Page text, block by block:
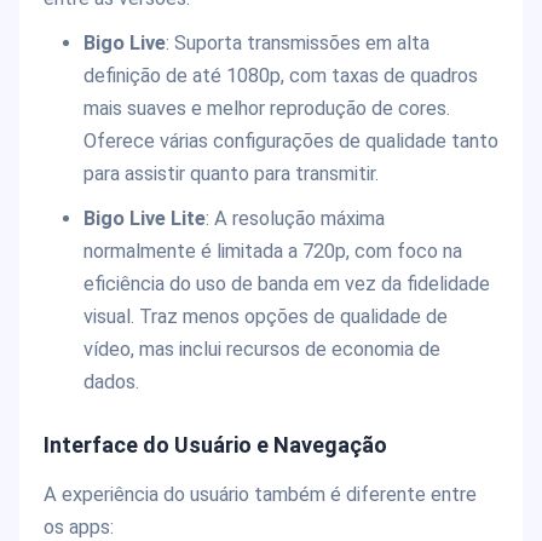
Bigo Live: Suporta transmissões em alta
definição de até 1080p, com taxas de quadros
mais suaves e melhor reprodução de cores.
Oferece várias configurações de qualidade tanto
para assistir quanto para transmitir.
Bigo Live Lite: A resolução máxima
normalmente é limitada a 720p, com foco na
eficiência do uso de banda em vez da fidelidade
visual. Traz menos opções de qualidade de
vídeo, mas inclui recursos de economia de
dados.
Interface do Usuário e Navegação
A experiência do usuário também é diferente entre
os apps: